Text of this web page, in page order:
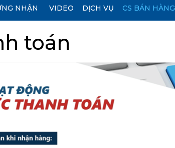
NHẬN VIDEO DỊCH VỤ CS BÁN HÀNG
toán